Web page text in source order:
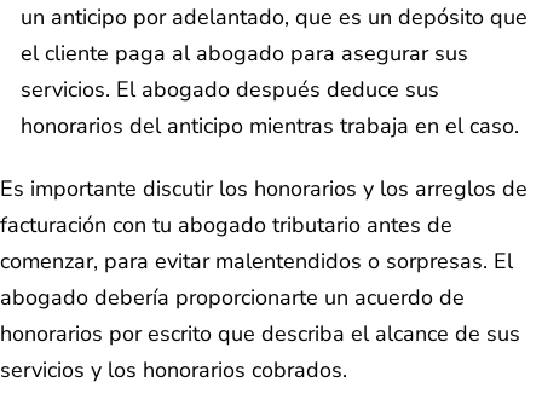
un anticipo por adelantado, que es un depósito que
el cliente paga al abogado para asegurar sus
servicios. El abogado después deduce sus
honorarios del anticipo mientras trabaja en el caso.
Es importante discutir los honorarios y los arreglos de
facturación con tu abogado tributario antes de
comenzar, para evitar malentendidos o sorpresas. El
abogado debería proporcionarte un acuerdo de
honorarios por escrito que describa el alcance de sus
servicios y los honorarios cobrados.